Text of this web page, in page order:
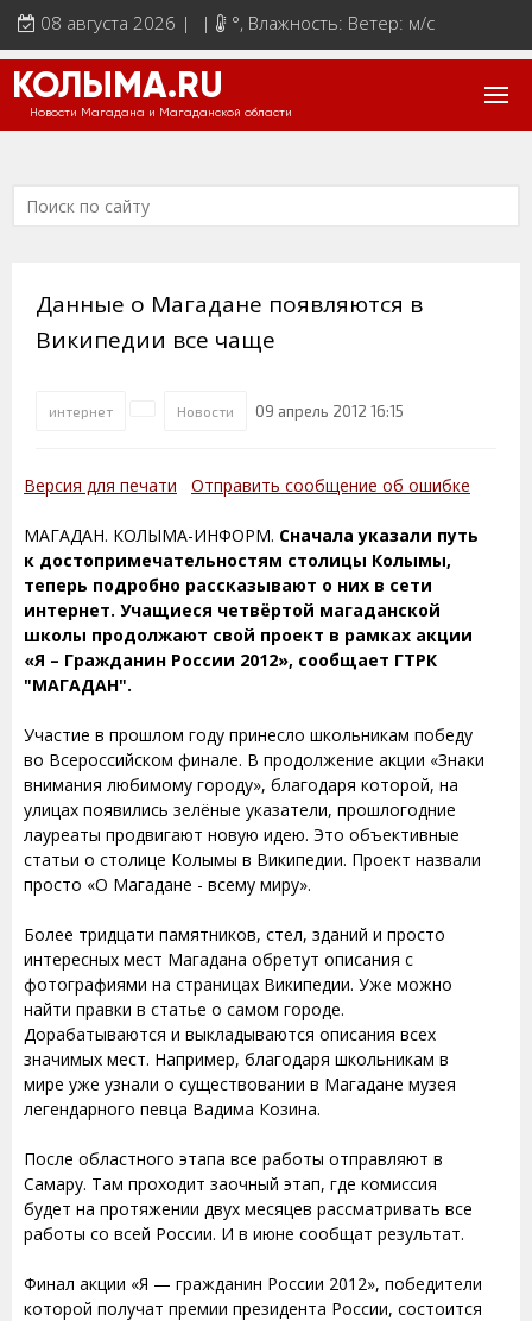
08 августа 2026 | | °, Влажность: Ветер: м/с
КОЛЫМА.RU
Новости Магадана и Магаданской области
Данные о Магадане появляются в
Википедии все чаще
интернет Новости 09 апрель 2012 16:15
Версия для печати Отправить сообщение об ошибке
МАГАДАН. КОЛЫМА-ИНФОРМ. Сначала указали путь
к достопримечательностям столицы Колымы,
теперь подробно рассказывают о них в сети
интернет. Учащиеся четвёртой магаданской
школы продолжают свой проект в рамках акции
«Я – Гражданин России 2012», сообщает ГТРК
"МАГАДАН".
Участие в прошлом году принесло школьникам победу
во Всероссийском финале. В продолжение акции «Знаки
внимания любимому городу», благодаря которой, на
улицах появились зелёные указатели, прошлогодние
лауреаты продвигают новую идею. Это объективные
статьи о столице Колымы в Википедии. Проект назвали
просто «О Магадане - всему миру».
Более тридцати памятников, стел, зданий и просто
интересных мест Магадана обретут описания с
фотографиями на страницах Википедии. Уже можно
найти правки в статье о самом городе.
Дорабатываются и выкладываются описания всех
значимых мест. Например, благодаря школьникам в
мире уже узнали о существовании в Магадане музея
легендарного певца Вадима Козина.
После областного этапа все работы отправляют в
Самару. Там проходит заочный этап, где комиссия
будет на протяжении двух месяцев рассматривать все
работы со всей России. И в июне сообщат результат.
Финал акции «Я — гражданин России 2012», победители
которой получат премии президента России, состоится